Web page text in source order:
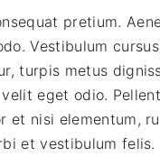
pretium.
Vestibulum
turpis metus
eget odio.
et nisi elementum,
et vestibulum felis.